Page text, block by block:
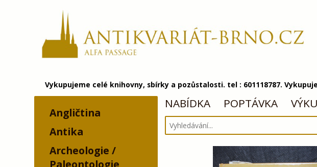
Vykupujeme celé knihovny, sbírky a pozůstalosti. tel : 601118787.
Angličtina
Antika
Archeologie /
NABÍDKA POPTÁVKA